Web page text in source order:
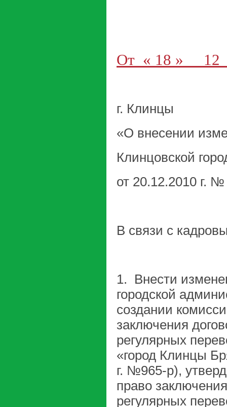
От « 18 »
г. Клинцы
«О внесении
Клинцовской
от 20.12.2010 г.
В связи с
1. Внести
городской
создании
заключения
регулярных
«город Клинцы
г. №965-р),
право
регулярных